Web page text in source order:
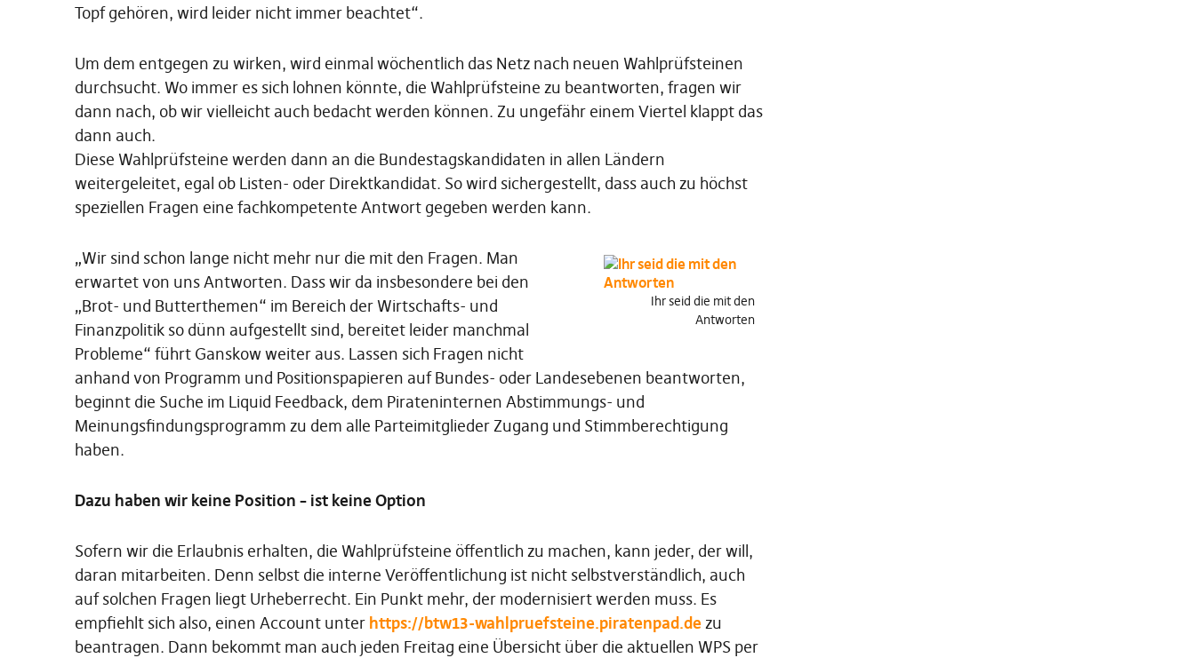
Topf gehören, wird leider nicht immer beachtet“.
Um dem entgegen zu wirken, wird einmal wöchentlich das Netz nach neuen Wahlprüfsteinen
durchsucht. Wo immer es sich lohnen könnte, die Wahlprüfsteine zu beantworten, fragen wir
dann nach, ob wir vielleicht auch bedacht werden können. Zu ungefähr einem Viertel klappt das
dann auch.
Diese Wahlprüfsteine werden dann an die Bundestagskandidaten in allen Ländern
weitergeleitet, egal ob Listen- oder Direktkandidat. So wird sichergestellt, dass auch zu höchst
speziellen Fragen eine fachkompetente Antwort gegeben werden kann.
Ihr seid die mit den
Antworten
„Wir sind schon lange nicht mehr nur die mit den Fragen. Man
erwartet von uns Antworten. Dass wir da insbesondere bei den
„Brot- und Butterthemen“ im Bereich der Wirtschafts- und
Finanzpolitik so dünn aufgestellt sind, bereitet leider manchmal
Probleme“ führt Ganskow weiter aus. Lassen sich Fragen nicht
anhand von Programm und Positionspapieren auf Bundes- oder Landesebenen beantworten,
beginnt die Suche im Liquid Feedback, dem Pirateninternen Abstimmungs- und
Meinungsfindungsprogramm zu dem alle Parteimitglieder Zugang und Stimmberechtigung
haben.
Dazu haben wir keine Position – ist keine Option
Sofern wir die Erlaubnis erhalten, die Wahlprüfsteine öffentlich zu machen, kann jeder, der will,
daran mitarbeiten. Denn selbst die interne Veröffentlichung ist nicht selbstverständlich, auch
auf solchen Fragen liegt Urheberrecht. Ein Punkt mehr, der modernisiert werden muss. Es
empfiehlt sich also, einen Account unter https://btw13-wahlpruefsteine.piratenpad.dezu
beantragen. Dann bekommt man auch jeden Freitag eine Übersicht über die aktuellen WPS per